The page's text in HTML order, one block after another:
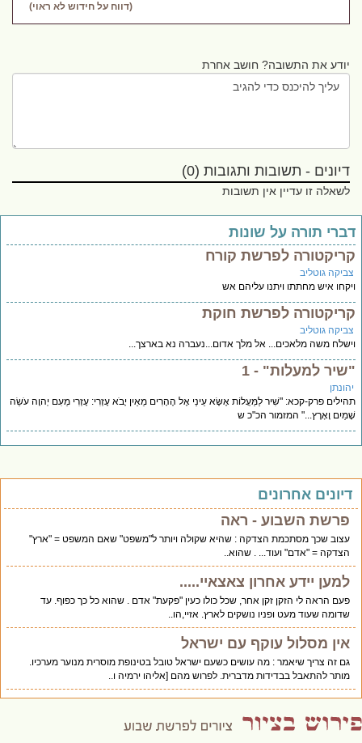
(דווח על חידוש לא ראוי)
יודע את התשובה? חושב אחרת
דיונים - תשובות ותגובות (0)
לשאלה זו עדיין אין תשובות
תורה על שונות
לפרשת קורח
גוטליב
איש מחתתו ויתנו עליהם אש
לפרשת חוקת
גוטליב
משה מלאכים... אל מלך אדום...נעברה נא בארצך...
למעלות" - 1
פרק-קכא: "שִׁיר לַמַּעֲלוֹת אֶשָּׂא עֵינַי אֶל הֶהָרִים מֵאַיִן יָבֹא עֶזְרִי: עֶזְרִי מֵעִם יְהוָה עֹשֵׂה
וָאָרֶץ..." המזמור הכ"כ ש
אחרונים
פרשת השבוע - ראה
עצוב שכך מסתכמת הצדקה : שהיא שקולה ויותר ל"משפט" שאם המשפט = "ארץ"
הצדקה = "אדם" ועוד... . שהוא..
למען יידע אחרון צאצאיי.....
פעם הראה לי הזקן זקן אחר, שכל כולו כעין "פקעת" אדם . שהוא כל כך כפוף. עד
שדומה שעוד מעט ופניו נושקים לארץ. אזיי,הו..
אין מסלול עוקף עם ישראל
גם זה צריך שיאמר : מה עושים כשעם ישראל טובל בטינופת מוסרית מנוער מערכיו.
מותר להתאבל בבדידות מדברית. לפרוש מהם [אליהו ירמיה ו..